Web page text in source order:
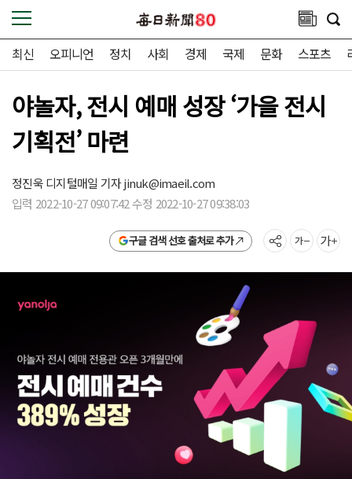
최신 오피니언 정치 사회 경제 국제 문화 스포츠
야놀자, 전시 예매 성장 ‘가을 전시
기획전’ 마련
정진욱 디지털매일 기자jinuk@imaeil.com
입력 2022-10-27 09:07:42 수정 2022-10-27 09:38:03
구글 검색 선호 출처로 추가